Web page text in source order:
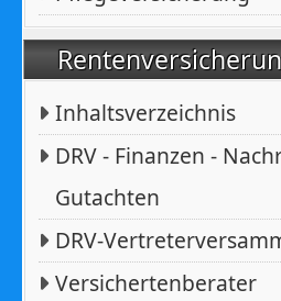
Inhaltsverzeichnis
DRV - Finanzen -
Gutachten
DRV-
Versichertenberater